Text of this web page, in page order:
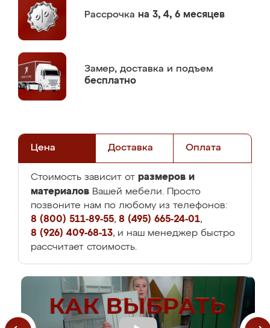
Рассрочка на 3, 4, 6 месяцев
Замер, доставка и подъем
бесплатно
Цена Доставка Оплата
Стоимость зависит от размеров и
материалов Вашей мебели. Просто
позвоните нам по любому из телефонов:
8 (800) 511-89-55, 8 (495) 665-24-01,
8 (926) 409-68-13, и наш менеджер быстро
рассчитает стоимость.